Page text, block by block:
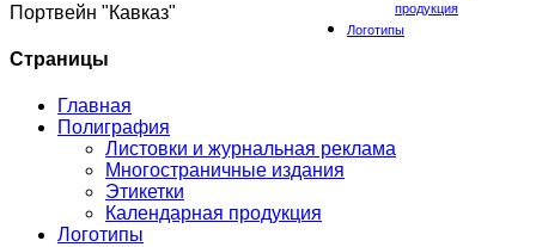
продукция
Логотипы
Портвейн "Кавказ"
Страницы
Главная
Полиграфия
Листовки и журнальная реклама
Многостраничные издания
Этикетки
Календарная продукция
Логотипы